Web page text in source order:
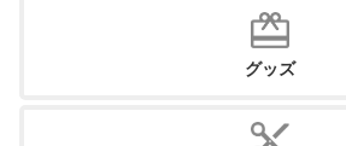
グッズ